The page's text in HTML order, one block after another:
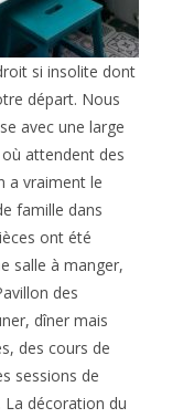
si insolite dont
départ. Nous
avec une large
attendent des
a vraiment le
famille dans
ont été
salle à manger,
des
dîner mais
des cours de
sessions de
décoration du